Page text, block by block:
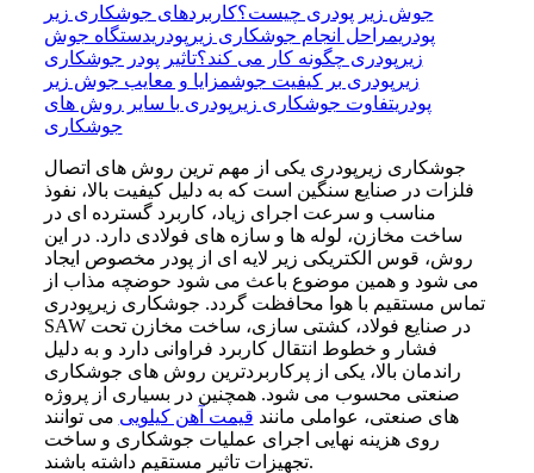
جوش زیر پودری چیست؟کاربردهای جوشکاری زیر
پودریمراحل انجام جوشکاری زیرپودریدستگاه جوش
زیرپودری چگونه کار می کند؟تاثیر پودر جوشکاری
زیرپودری بر کیفیت جوشمزایا و معایب جوش زیر
پودریتفاوت جوشکاری زیرپودری با سایر روش های
جوشکاری
جوشکاری زیرپودری یکی از مهم ترین روش های اتصال
فلزات در صنایع سنگین است که به دلیل کیفیت بالا، نفوذ
مناسب و سرعت اجرای زیاد، کاربرد گسترده ای در
ساخت مخازن، لوله ها و سازه های فولادی دارد. در این
روش، قوس الکتریکی زیر لایه ای از پودر مخصوص ایجاد
می شود و همین موضوع باعث می شود حوضچه مذاب از
تماس مستقیم با هوا محافظت گردد. جوشکاری زیرپودری
SAW در صنایع فولاد، کشتی سازی، ساخت مخازن تحت
فشار و خطوط انتقال کاربرد فراوانی دارد و به دلیل
راندمان بالا، یکی از پرکاربردترین روش های جوشکاری
صنعتی محسوب می شود. همچنین در بسیاری از پروژه
های صنعتی، عواملی مانند قیمت آهن کیلویی می توانند
روی هزینه نهایی اجرای عملیات جوشکاری و ساخت
تجهیزات تاثیر مستقیم داشته باشند.